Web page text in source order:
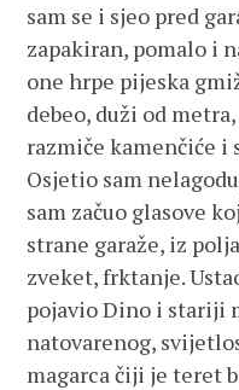
sam se i sjeo pred
zapakiran, pomalo i
one hrpe pijeska
debeo, duži od
razmiče kamenčiće i
Osjetio sam
sam začuo glasove
strane garaže, iz
zveket, frktanje.
pojavio Dino i stariji
natovarenog,
magarca čiji je teret